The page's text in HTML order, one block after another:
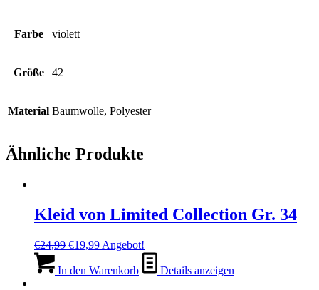
Farbe violett
Größe 42
Material Baumwolle, Polyester
Ähnliche Produkte
Kleid von Limited Collection Gr. 34
€24,99 Ursprünglicher
war:
€19,99Aktueller
ist:
Angebot!
In den Warenkorb Details anzeigen